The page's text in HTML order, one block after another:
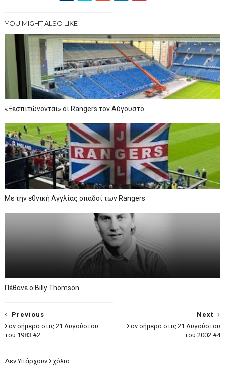
YOU MIGHT ALSO LIKE
«Ξεσπιτώνονται» οι Rangers τον Αύγουστο
Με την εθνική Αγγλίας οπαδοί των Rangers
Πέθανε ο Billy Thomson
Next
Σαν σήμερα στις 21 Αυγούστου
του 2002 #4
Previous
Σαν σήμερα στις 21 Αυγούστου
του 1983 #2
Δεν Υπάρχουν Σχόλια: